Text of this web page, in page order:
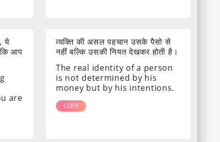
ये
आप
are
व्यक्ति की असल पहचान उसके पैसो से
नहीं बल्कि उसकी नियत देखकर होती है।
The real identity of a person
is not determined by his
money but by his intentions.
COPY